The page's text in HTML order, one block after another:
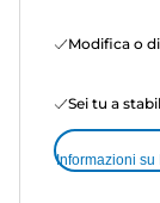
Modifica o
Sei tu a
Informazioni su